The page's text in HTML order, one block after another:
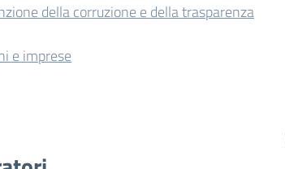
della corruzione e della trasparenza
e imprese